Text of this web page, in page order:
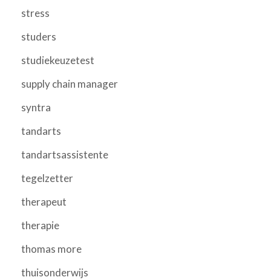
stress
studers
studiekeuzetest
supply chain manager
syntra
tandarts
tandartsassistente
tegelzetter
therapeut
therapie
thomas more
thuisonderwijs